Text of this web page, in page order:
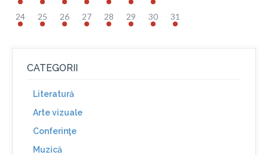
24 25 26 27 28 29 30 31
CATEGORII
Literatură
Arte vizuale
Conferinţe
Muzică